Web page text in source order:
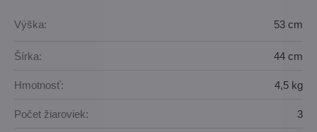
Výška: 53 cm
Šírka: 44 cm
Hmotnosť: 4,5 kg
Počet žiaroviek: 3